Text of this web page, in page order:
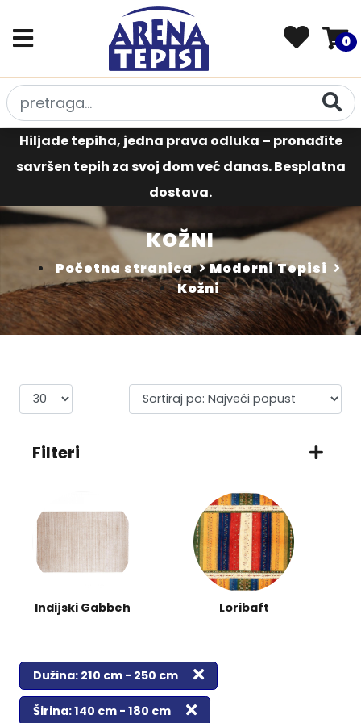
0
Hiljade tepiha, jedna prava odluka – pronađite
savršen tepih za svoj dom već danas. Besplatna
dostava.
KOŽNI
Početna stranica
Moderni Tepisi
Kožni
Filteri
Indijski Gabbeh Loribaft
Dužina: 210 cm - 250 cm
Širina: 140 cm - 180 cm